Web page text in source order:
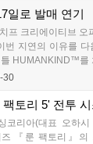
일로 발매 연기
프 크리에이티브 오
번 지연의 이유를
HUMANKIND™를
30
토리 5' 전투 시
코리아(대표 오하
『룬 팩토리』의